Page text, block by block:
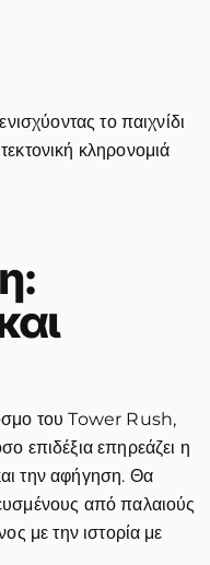
το παιχνίδι
κληρονομιά
του Tower Rush,
επιδέξια επηρεάζει η
την αφήγηση. Θα
από παλαιούς
με την ιστορία με